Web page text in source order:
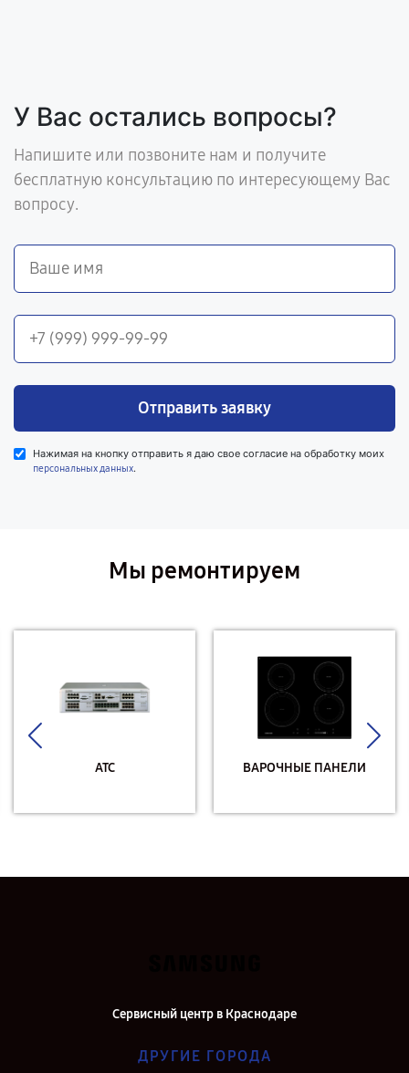
У Вас остались вопросы?
Напишите или позвоните нам и получите
бесплатную консультацию по интересующему Вас
вопросу.
Отправить заявку
Нажимая на кнопку отправить я даю свое согласие на обработку моих
персональных данных.
Мы ремонтируем
АТС ВАРОЧНЫЕ ПАНЕЛИ
Сервисный центр в Краснодаре
ДРУГИЕ ГОРОДА